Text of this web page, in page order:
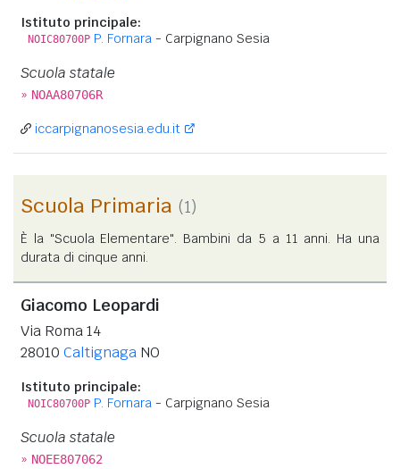
Istituto principale:
NOIC80700P P. Fornara - Carpignano Sesia
Scuola statale
» NOAA80706R
iccarpignanosesia.edu.it
Scuola Primaria (1)
È la "Scuola Elementare". Bambini da 5 a 11 anni. Ha una
durata di cinque anni.
Giacomo Leopardi
Via Roma 14
28010 Caltignaga NO
Istituto principale:
NOIC80700P P. Fornara - Carpignano Sesia
Scuola statale
» NOEE807062